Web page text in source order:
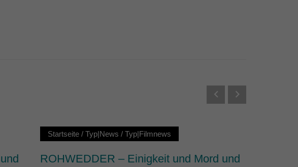
Startseite/ Typ|News / Typ|Filmnews
ROHWEDDER – Einigkeit und Mord und
Wenn Cookies von externen Medien